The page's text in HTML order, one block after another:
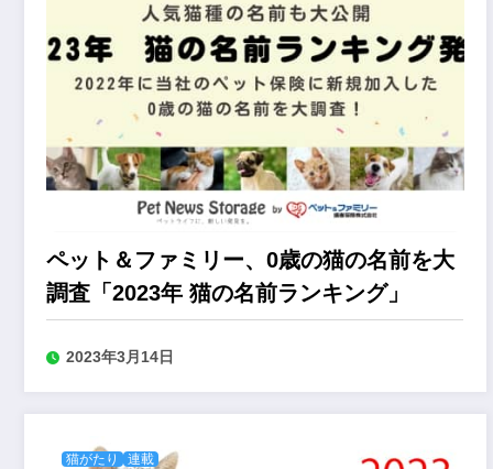
ペット＆ファミリー、0歳の猫の名前を大
調査「2023年 猫の名前ランキング」
2023年3月14日
猫がたり 連載